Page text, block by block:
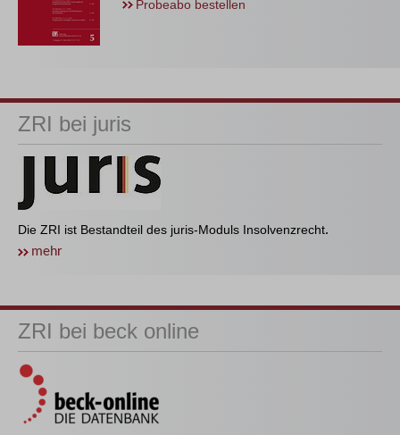
Probeabo bestellen
ZRI bei juris
Die ZRI ist Bestandteil des juris-Moduls Insolvenzrecht.
mehr
ZRI bei beck online